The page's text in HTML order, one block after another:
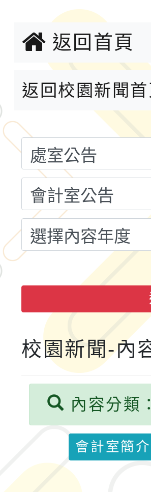
融平台-教案
115學年度
計畫子計畫
小時認證研習
115年度「教
義教育推展
轉知桃園市
共運輸服務
桃「我的減
案，詳如說
115年第二屆
2026年新北
鐵人三項錦標
桃園市115學
「2026年『
運動系列徵
成果展」
2026城鎮韌
桃園市大溪
年八月份教師
國立成功大
融平台-教案
115學年度
計畫子計畫
小時認證研習
115年度「教
義教育推展
返回首頁
返回校園新聞首
校園新聞-內
內容分類
會計室簡介